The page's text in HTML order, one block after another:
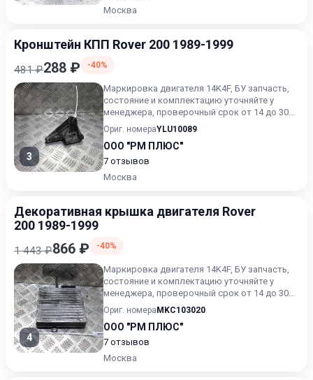
Москва
Кронштейн КПП Rover 200 1989-1999
481 ₽288 ₽ -40%
3
Маркировка двигателя 14K4F, БУ запчасть,
состояние и комплектацию уточняйте у
менеджера, проверочный срок от 14 до 30
дней.
Ориг. номераYLU10089
ООО "РМ ПЛЮС"
7 отзывов
Москва
Декоративная крышка двигателя Rover
200 1989-1999
1 443 ₽866 ₽ -40%
4
Маркировка двигателя 14K4F, БУ запчасть,
состояние и комплектацию уточняйте у
менеджера, проверочный срок от 14 до 30
дней.
Ориг. номера MKC103020
ООО "РМ ПЛЮС"
7 отзывов
Москва